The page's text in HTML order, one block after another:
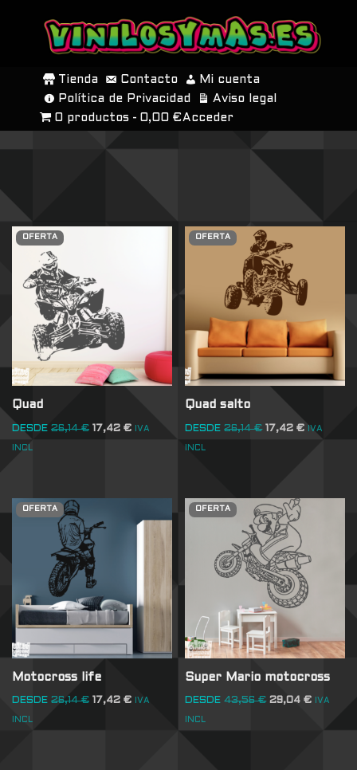
SALTAR
CONTENIDO
Tienda Contacto
Mi cuenta
Política de Privacidad
Aviso legal
0 productos
0,00 € Acceder
OFERTA
Quad
DESDE 26,14€ 17,42 € IVA
INCL
OFERTA
Quad salto
DESDE 26,14€ 17,42€ IVA
INCL
OFERTA
Motocross life
DESDE 26,14€ 17,42 € IVA
INCL
OFERTA
Super Mario motocross
DESDE 43,56€ 29,04€ IVA
INCL